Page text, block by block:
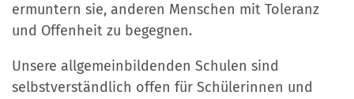
ermuntern sie, anderen Menschen mit Toleranz
und Offenheit zu begegnen.
Unsere allgemeinbildenden Schulen sind
selbstverständlich offen für Schülerinnen und